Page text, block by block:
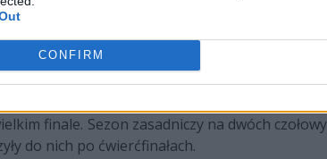
CONFIRM
zawodnicy League of Legends,
finale. Sezon zasadniczy na dwóch
do nich po ćwierćfinałach.